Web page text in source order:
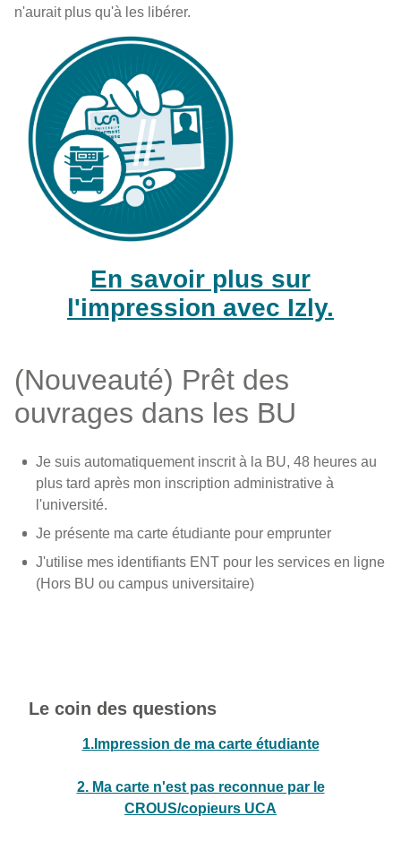
n'aurait plus qu'à les libérer.
En savoir plus sur
l'impression avec Izly.
(Nouveauté) Prêt des
ouvrages dans les BU
Je suis automatiquement inscrit à la BU, 48 heures au
plus tard après mon inscription administrative à
l'université.
Je présente ma carte étudiante pour emprunter
J'utilise mes identifiants ENT pour les services en ligne
(Hors BU ou campus universitaire)
Le coin des questions
1.Impression de ma carte étudiante
2. Ma carte n'est pas reconnue par le
CROUS/copieurs UCA